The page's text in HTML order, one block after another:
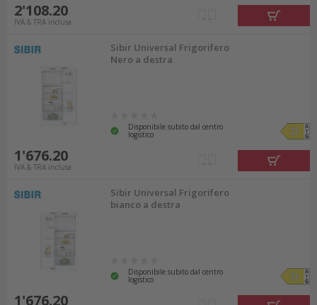
2'108.20
IVA & TRA inclusa
Sibir Universal Frigorifero
Nero a destra
Disponibile subito dal centro
logistico
1'676.20
IVA & TRA inclusa
Sibir Universal Frigorifero
bianco a destra
Disponibile subito dal centro
logistico
1'676.20